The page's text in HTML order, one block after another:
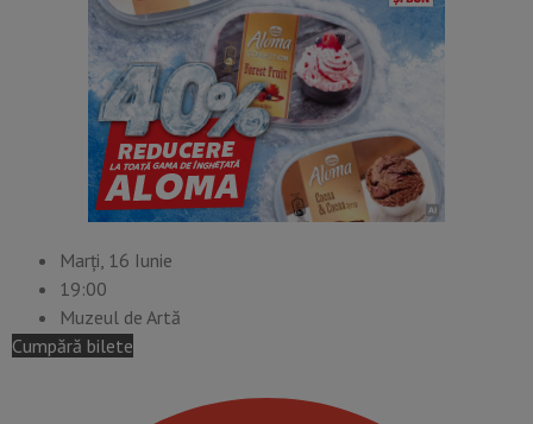
Marți, 16 Iunie
19:00
Muzeul de Artă
Cumpără bilete